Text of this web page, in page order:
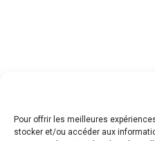
Pour offrir les meilleures
stocker et/ou accéder aux